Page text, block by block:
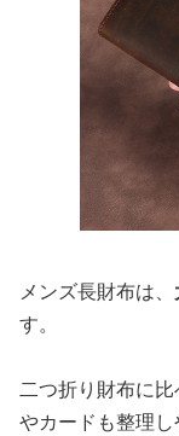
メンズ長財布は、
す。
二つ折り財布に
やカードも整理し